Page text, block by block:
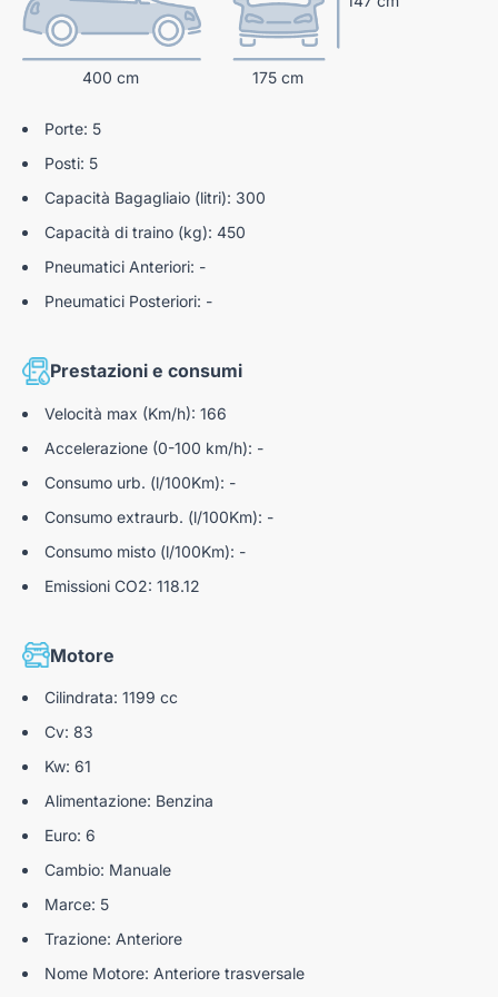
Rilevatore Bassa Pressione Pneumatici
Coffee Break Alert rilevatore di stanchezza
AFU
Aiuto alla frenata d'emergenza
Hill Assist
Fissaggi Isofix Sui Sedili Posteriori
Spia cinture non allacciate per conducenti e
passeggeri
raccomandazioni
ASL Video - Avviso di superamento involontario delle
Fascia cruscotto nero lucido
REF
400 cm 175 cm
Porte: 5
Posti: 5
Capacità Bagagliaio (litri): 300
Capacità di traino (kg): 450
Pneumatici Anteriori: -
Pneumatici Posteriori: -
Prestazioni e consumi
Velocità max (Km/h): 166
Accelerazione (0-100 km/h): -
Consumo urb. (l/100Km): -
Consumo extraurb. (l/100Km): -
Consumo misto (l/100Km): -
Emissioni CO2: 118.12
Motore
Cilindrata: 1199 cc
Cv: 83
Kw: 61
Alimentazione: Benzina
Euro: 6
Cambio: Manuale
Marce: 5
Trazione: Anteriore
Nome Motore: Anteriore trasversale